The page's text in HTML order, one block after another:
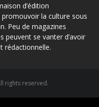
d’édition
la culture sous
Peu de magazines
peuvent se vanter d’avoir
rédactionnelle.
rights reserved.